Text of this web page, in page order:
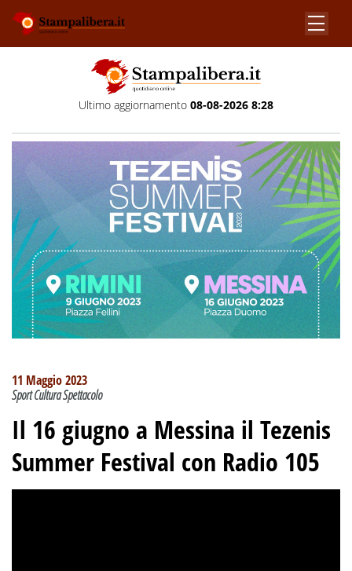
Ultimo aggiornamento 08-08-2026 8:28
11 Maggio 2023
Sport Cultura Spettacolo
Il 16 giugno a Messina il Tezenis
Summer Festival con Radio 105